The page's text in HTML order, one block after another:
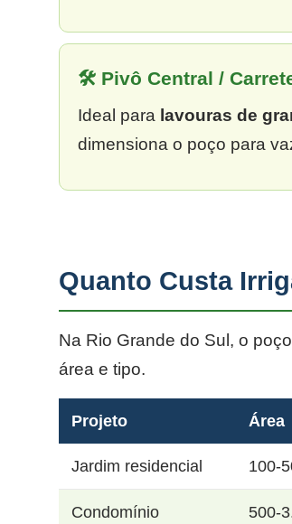
🛠 Pivô Central /
Ideal para lavouras de
dimensiona o poço para
Quanto Custa
Na Rio Grande do Sul, o
área e tipo.
Projeto Área
Jardim residencial 100-
Condomínio 500-